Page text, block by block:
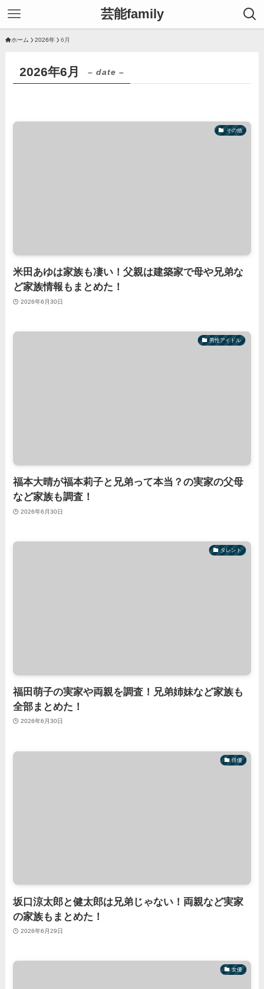
芸能family
ホーム 2026年 6月
2026年6月 – date –
その他
米田あゆは家族も凄い！父親は建築家で母や兄弟な
ど家族情報もまとめた！
2026年6月30日
男性アイドル
福本大晴が福本莉子と兄弟って本当？の実家の父母
など家族も調査！
2026年6月30日
タレント
福田萌子の実家や両親を調査！兄弟姉妹など家族も
全部まとめた！
2026年6月30日
俳優
坂口涼太郎と健太郎は兄弟じゃない！両親など実家
の家族もまとめた！
2026年6月29日
女優